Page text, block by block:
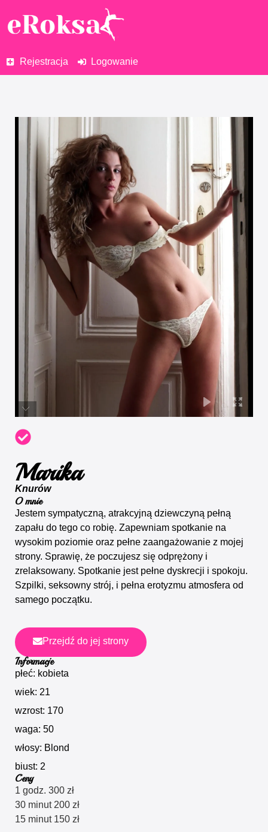
Rejestracja Logowanie
Marika
Knurów
O mnie
Jestem sympatyczną, atrakcyjną dziewczyną pełną
zapału do tego co robię. Zapewniam spotkanie na
wysokim poziomie oraz pełne zaangażowanie z mojej
strony. Sprawię, że poczujesz się odprężony i
zrelaksowany. Spotkanie jest pełne dyskrecji i spokoju.
Szpilki, seksowny strój, i pełna erotyzmu atmosfera od
samego początku.
Przejdź do jej strony
Informacje
płeć: kobieta
wiek: 21
wzrost: 170
waga: 50
włosy: Blond
biust: 2
Ceny
1 godz. 300 zł
30 minut 200 zł
15 minut 150 zł